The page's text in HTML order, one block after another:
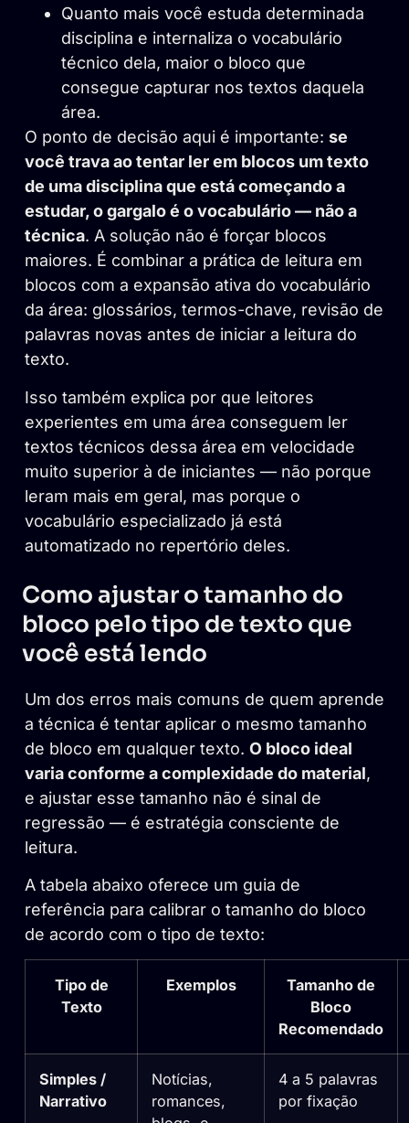
Quanto mais você estuda determinada
disciplina e internaliza o vocabulário
técnico dela, maior o bloco que
consegue capturar nos textos daquela
área.
O ponto de decisão aqui é importante: se
você trava ao tentar ler em blocos um texto
de uma disciplina que está começando a
estudar, o gargalo é o vocabulário — não a
técnica. A solução não é forçar blocos
maiores. É combinar a prática de leitura em
blocos com a expansão ativa do vocabulário
da área: glossários, termos-chave, revisão de
palavras novas antes de iniciar a leitura do
texto.
Isso também explica por que leitores
experientes em uma área conseguem ler
textos técnicos dessa área em velocidade
muito superior à de iniciantes — não porque
leram mais em geral, mas porque o
vocabulário especializado já está
automatizado no repertório deles.
Como ajustar o tamanho do
bloco pelo tipo de texto que
você está lendo
Um dos erros mais comuns de quem aprende
a técnica é tentar aplicar o mesmo tamanho
de bloco em qualquer texto. O bloco ideal
varia conforme a complexidade do material,
e ajustar esse tamanho não é sinal de
regressão — é estratégia consciente de
leitura.
A tabela abaixo oferece um guia de
referência para calibrar o tamanho do bloco
de acordo com o tipo de texto:
Tipo de
Texto
Exemplos
Tamanho de
Bloco
Recomendado
Simples /
Narrativo
Notícias,
romances,
4 a 5 palavras
por fixação